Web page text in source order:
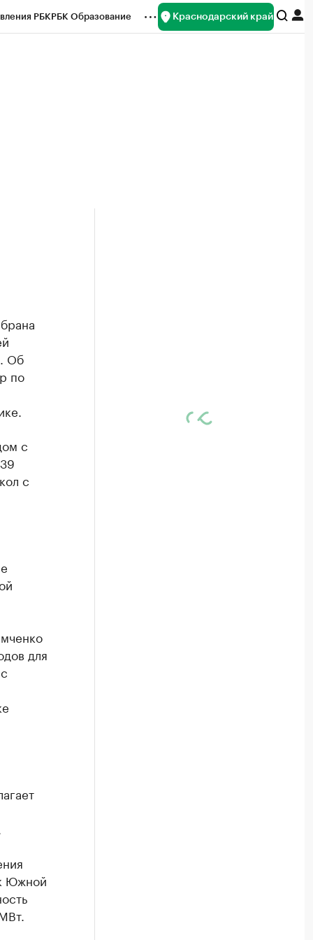
РБКРБК Образование Краснодарский край
Об
по
с
с
для
Южной